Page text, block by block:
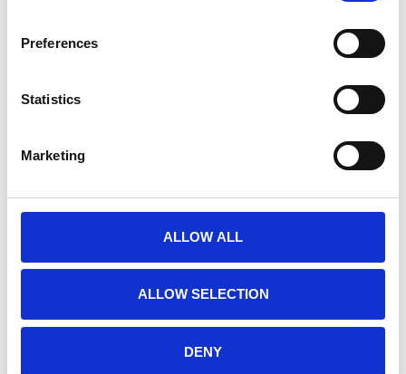
Preferences
Statistics
Marketing
ALLOW ALL
ALLOW SELECTION
DENY
SYZMIK X0 LIPPENSCHUTZ TAG EDITION